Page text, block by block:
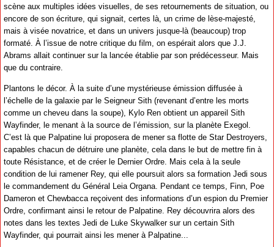
scène aux multiples idées visuelles, de ses retournements de situation, ou
encore de son écriture, qui signait, certes là, un crime de lèse-majesté,
mais à visée novatrice, et dans un univers jusque-là (beaucoup) trop
formaté. À l’issue de notre critique du film, on espérait alors que J.J.
Abrams allait continuer sur la lancée établie par son prédécesseur. Mais
que du contraire.
Plantons le décor. À la suite d’une mystérieuse émission diffusée à
l’échelle de la galaxie par le Seigneur Sith (revenant d’entre les morts
comme un cheveu dans la soupe), Kylo Ren obtient un appareil Sith
Wayfinder, le menant à la source de l’émission, sur la planète Exegol.
C’est là que Palpatine lui proposera de mener sa flotte de Star Destroyers,
capables chacun de détruire une planète, cela dans le but de mettre fin à
toute Résistance, et de créer le Dernier Ordre. Mais cela à la seule
condition de lui ramener Rey, qui elle poursuit alors sa formation Jedi sous
le commandement du Général Leia Organa. Pendant ce temps, Finn, Poe
Dameron et Chewbacca reçoivent des informations d’un espion du Premier
Ordre, confirmant ainsi le retour de Palpatine. Rey découvrira alors des
notes dans les textes Jedi de Luke Skywalker sur un certain Sith
Wayfinder, qui pourrait ainsi les mener à Palpatine...